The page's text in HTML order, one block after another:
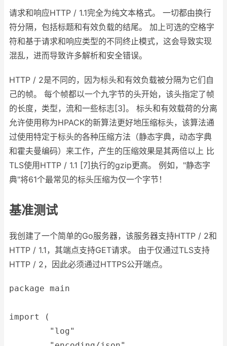
请求和响应HTTP / 1.1完全为纯文本格式。 一切都由换行
符分隔，包括标题和有效负载的结尾。 加上可选的空格字
符和基于请求和响应类型的不同终止模式，这会导致实现
混乱，进而导致许多解析和安全错误。
HTTP / 2是不同的，因为标头和有效负载被分隔为它们自
己的帧。 每个帧都以一个九字节的头开始，该头指定了帧
的长度，类型，流和一些标志[3]。 标头和有效载荷的分离
允许使用称为HPACK的新算法更好地压缩标头，该算法通
过使用特定于标头的各种压缩方法（静态字典，动态字典
和霍夫曼编码）来工作，产生的压缩效果是其两倍以上 比
TLS使用HTTP / 1.1 [7]执行的gzip更高。 例如，"静态字
典"将61个最常见的标头压缩为仅一个字节！
基准测试
我创建了一个简单的Go服务器，该服务器支持HTTP / 2和
HTTP / 1.1，其端点支持GET请求。 由于仅通过TLS支持
HTTP / 2，因此必须通过HTTPS公开端点。
package main
import (
	"log"